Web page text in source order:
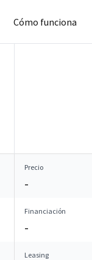
Cómo funciona
Precio
–
Financiación
–
Leasing